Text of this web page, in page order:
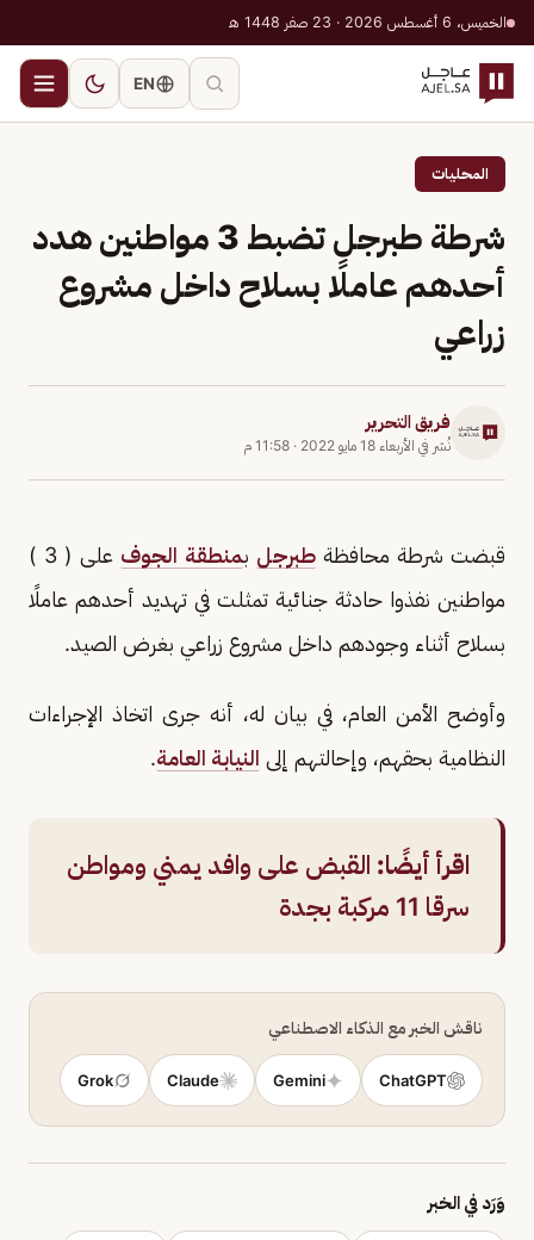
الخميس، 6 أغسطس 2026 · 23 صفر 1448 هـ
EN
المحليات
شرطة طبرجل تضبط 3 مواطنين هدد
أحدهم عاملًا بسلاح داخل مشروع
زراعي
فريق التحرير
نُشر في الأربعاء 18 مايو 2022 · 11:58 م
قبضت شرطة محافظةطبرجل بمنطقة الجوف
على ( 3 )
مواطنين نفذوا حادثة جنائية تمثلت في تهديد أحدهم عاملًا
بسلاح أثناء وجودهم داخل مشروع زراعي بغرض الصيد.
وأوضح الأمن العام، في بيان له، أنه جرى اتخاذ الإجراءات
النظامية بحقهم، وإحالتهم إلى النيابة العامة.
اقرأ أيضًا: القبض على وافد يمني ومواطن
سرقا 11 مركبة بجدة
ناقش الخبر مع الذكاء الاصطناعي
ChatGPT
Gemini
Claude
Grok
وَرَد في الخبر